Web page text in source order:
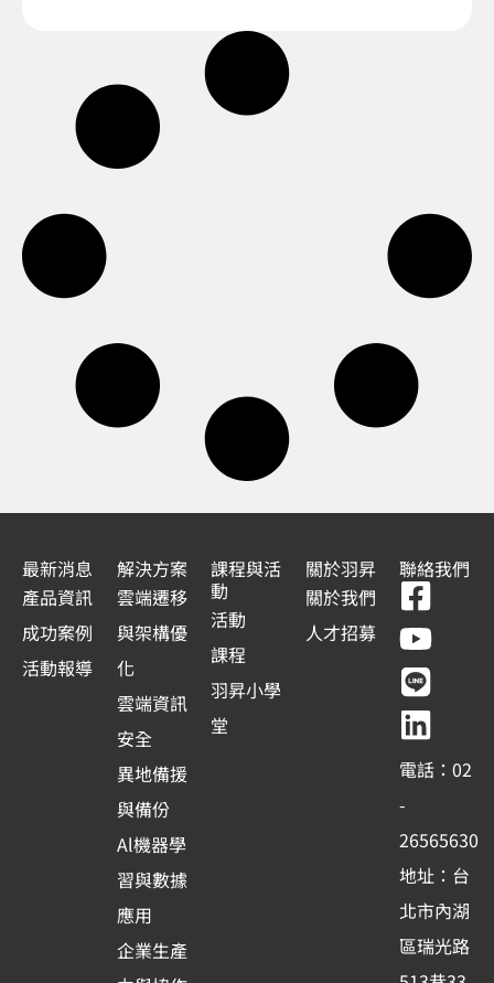
最新消息
產品資訊
成功案例
活動報導
解決方案
雲端遷移
與架構優
化
雲端資訊
安全
異地備援
與備份
Al機器學
習與數據
應用
企業生產
課程與活
動
活動
課程
羽昇小學
堂
關於羽昇
關於我們
人才招募
聯絡我們
F
a
c
e
b
o
o
k
-
s
q
u
Y
o
u
t
u
b
e
L
i
n
e
L
i
n
k
e
d
i
n
電話：02
-
26565630
地址：台
北市內湖
區瑞光路